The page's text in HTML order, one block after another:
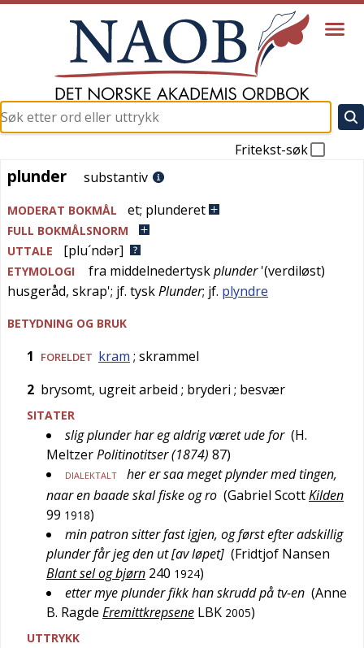
Fritekst-søk
plunder
plunder substantiv
MODERAT BOKMÅL et; plunderet
FULL BOKMÅLSNORM
UTTALE
[plu´ndər]
ETYMOLOGI fra middelnedertyskplunder'(verdiløst)
husgeråd, skrap'; jf. tyskPlunder; jf. plyndre
BETYDNING OG BRUK
1 FORELDET kram ; skrammel
2 brysomt, ugreit arbeid ; bryderi ; besvær
SITATER
slig plunder har eg aldrig været ude for (H.
MeltzerPolitinotitser (1874) 87)
DIALEKTALT
her er saa meget plynder med tingen,
naar en baade skal fiske og ro (Gabriel ScottKilden
99 1918)
min patron sitter fast igjen, og først efter adskillig
plunder får jeg den ut [av løpet] (Fridtjof Nansen
Blant sel og bjørn 240 1924)
etter mye plunder fikk han skrudd på tv-en (Anne
B. Ragde Eremittkrepsene LBK 2005)
UTTRYKK